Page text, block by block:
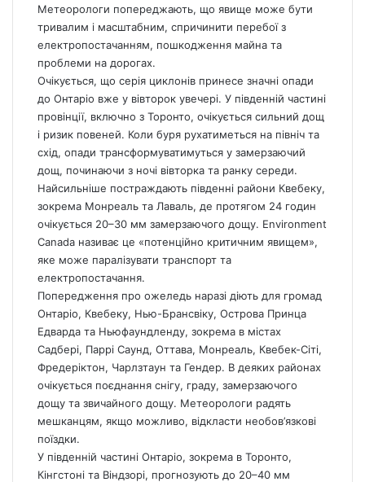
Метеорологи попереджають, що явище може бути
тривалим і масштабним, спричинити перебої з
електропостачанням, пошкодження майна та
проблеми на дорогах.
Очікується, що серія циклонів принесе значні опади
до Онтаріо вже у вівторок увечері. У південній частині
провінції, включно з Торонто, очікується сильний дощ
і ризик повеней. Коли буря рухатиметься на північ та
схід, опади трансформуватимуться у замерзаючий
дощ, починаючи з ночі вівторка та ранку середи.
Найсильніше постраждають південні райони Квебеку,
зокрема Монреаль та Лаваль, де протягом 24 годин
очікується 20–30 мм замерзаючого дощу. Environment
Canada називає це «потенційно критичним явищем»,
яке може паралізувати транспорт та
електропостачання.
Попередження про ожеледь наразі діють для громад
Онтаріо, Квебеку, Нью-Брансвіку, Острова Принца
Едварда та Ньюфаундленду, зокрема в містах
Садбері, Паррі Саунд, Оттава, Монреаль, Квебек-Сіті,
Фредеріктон, Чарлзтаун та Гендер. В деяких районах
очікується поєднання снігу, граду, замерзаючого
дощу та звичайного дощу. Метеорологи радять
мешканцям, якщо можливо, відкласти необов’язкові
поїздки.
У південній частині Онтаріо, зокрема в Торонто,
Кінгстоні та Віндзорі, прогнозують до 20–40 мм